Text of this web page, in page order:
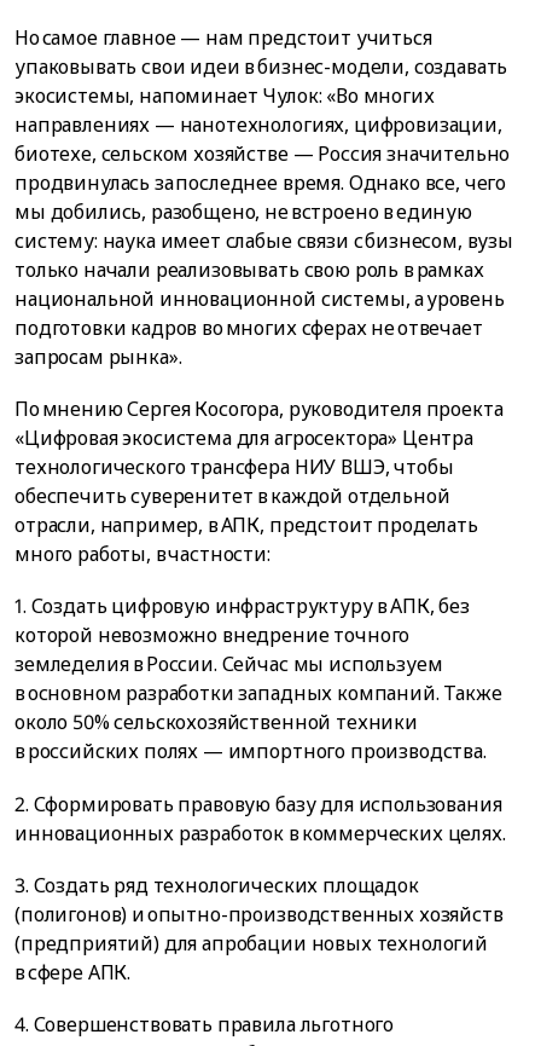
Но самое главное — нам предстоит учиться
упаковывать свои идеи в бизнес-модели, создавать
экосистемы, напоминает Чулок: «Во многих
направлениях — нанотехнологиях, цифровизации,
биотехе, сельском хозяйстве — Россия значительно
продвинулась за последнее время. Однако все, чего
мы добились, разобщено, не встроено в единую
систему: наука имеет слабые связи с бизнесом, вузы
только начали реализовывать свою роль в рамках
национальной инновационной системы, а уровень
подготовки кадров во многих сферах не отвечает
запросам рынка».
По мнению Сергея Косогора, руководителя проекта
«Цифровая экосистема для агросектора» Центра
технологического трансфера НИУ ВШЭ, чтобы
обеспечить суверенитет в каждой отдельной
отрасли, например, в АПК, предстоит проделать
много работы, в частности:
1. Создать цифровую инфраструктуру в АПК, без
которой невозможно внедрение точного
земледелия в России. Сейчас мы используем
в основном разработки западных компаний. Также
около 50% сельскохозяйственной техники
в российских полях — импортного производства.
2. Сформировать правовую базу для использования
инновационных разработок в коммерческих целях.
3. Создать ряд технологических площадок
(полигонов) и опытно-производственных хозяйств
(предприятий) для апробации новых технологий
в сфере АПК.
4. Совершенствовать правила льготного